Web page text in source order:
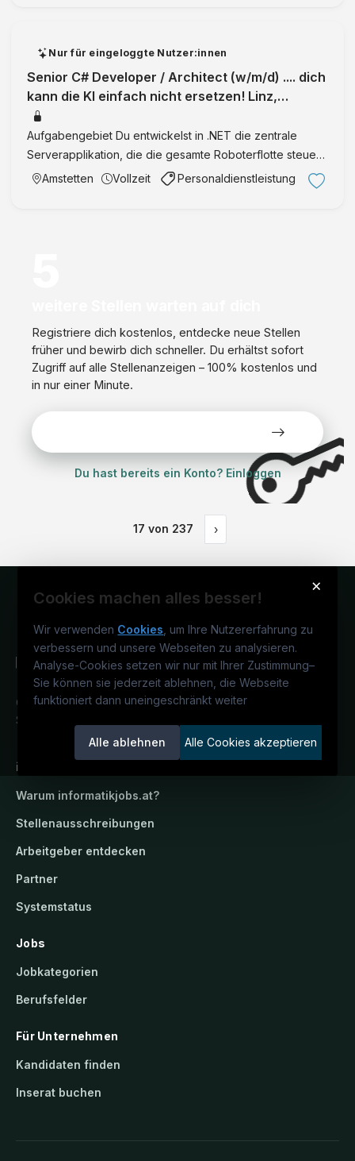
Nur für eingeloggte Nutzer:innen
Senior C# Developer / Architect (w/m/d) .... dich
kann die KI einfach nicht ersetzen! Linz,
Vöcklabruck, Gmunden, Amstet
Aufgabengebiet Du entwickelst in .NET die zentrale
Serverapplikation, die die gesamte Roboterflotte steuert
Entwicklung von Algorithmen zur Verkehrssteuerung auf
Amstetten Vollzeit Personaldienstleistung
Registriere dich kostenlos, entdecke neue Stellen
früher und bewirb dich schneller. Du erhältst sofort
Zugriff auf alle Stellenanzeigen – 100% kostenlos und
in nur einer Minute.
Du hast bereits ein Konto? Einloggen
17 von 237 ›
×
Cookies machen alles besser!
Wir verwenden Cookies , um Ihre Nutzererfahrung zu
verbessern und unsere Webseiten zu analysieren.
Analyse-Cookies setzen wir nur mit Ihrer Zustimmung–
Sie können sie jederzeit ablehnen, die Webseite
funktioniert dann uneingeschränkt weiter
Alle ablehnen Alle Cookies akzeptieren
Österreichs IT-Karriereportal.Ein
Service der candidatis GmbH.
informatikjobs.at
Warum informatikjobs.at?
Stellenausschreibungen
Arbeitgeber entdecken
Partner
Systemstatus
Jobs
Jobkategorien
Berufsfelder
Für Unternehmen
Kandidaten finden
Inserat buchen